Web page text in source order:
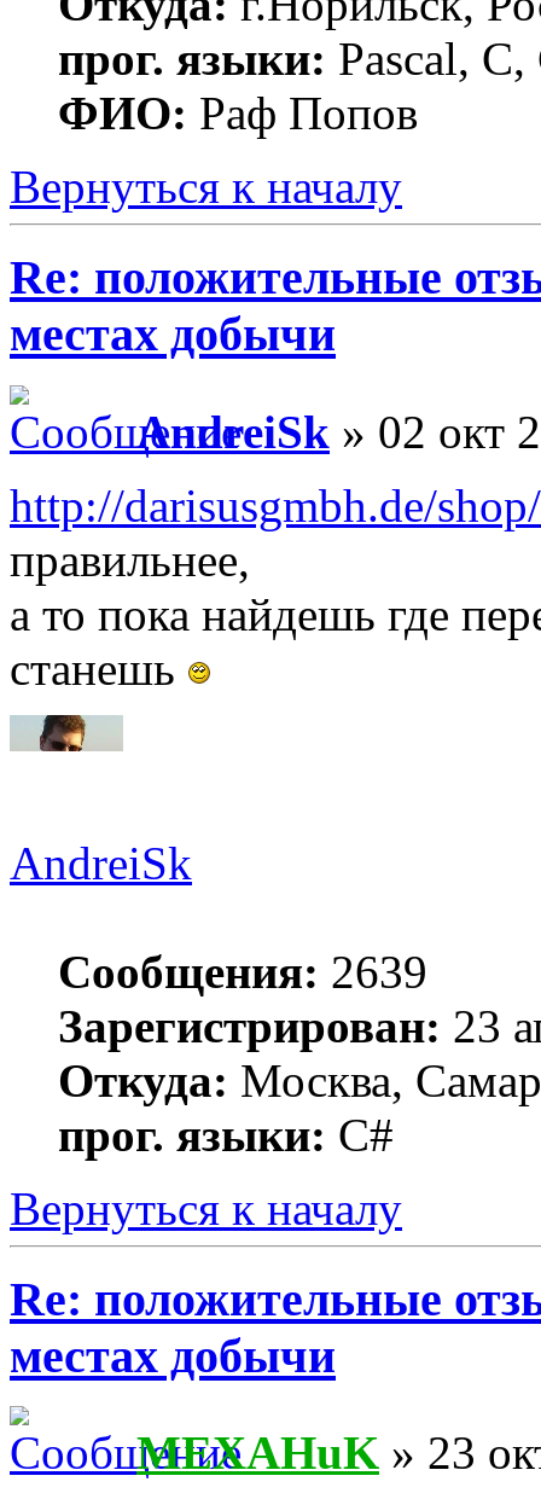
прог. языки: Pascal,
ФИО: Раф Попов
Вернуться к началу
Re: положительные
местах добычи
AndreiSk » 02 окт
http://darisusgmbh.de/
правильнее,
а то пока найдешь где
станешь
AndreiSk
Сообщения: 2639
Зарегистрирован: 23
Откуда: Москва,
прог. языки: C#
Вернуться к началу
Re: положительные
местах добычи
MEXAHuK » 23